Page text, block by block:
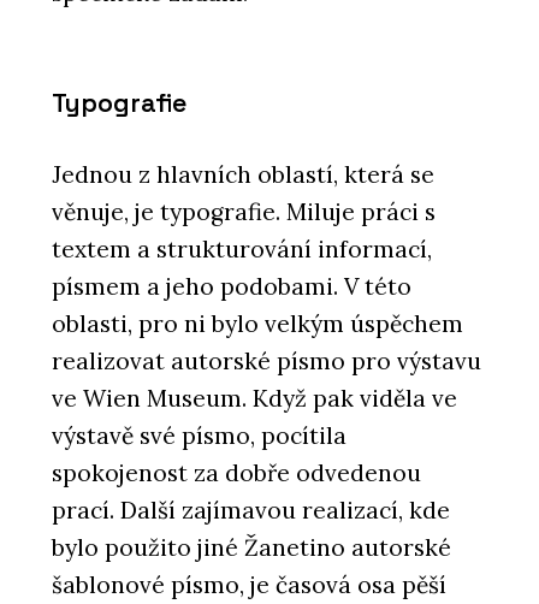
Typografie
Jednou z hlavních oblastí, která se
věnuje, je typografie. Miluje práci s
textem a strukturování informací,
písmem a jeho podobami. V této
oblasti, pro ni bylo velkým úspěchem
realizovat autorské písmo pro výstavu
ve Wien Museum. Když pak viděla ve
výstavě své písmo, pocítila
spokojenost za dobře odvedenou
prací. Další zajímavou realizací, kde
bylo použito jiné Žanetino autorské
šablonové písmo, je časová osa pěší